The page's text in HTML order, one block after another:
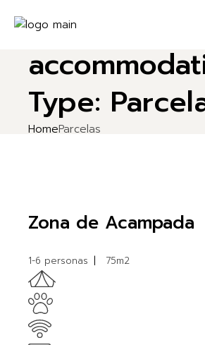
the
content
Type:
HomeParcelas
Zona de Acampada
1-6 personas 75m2